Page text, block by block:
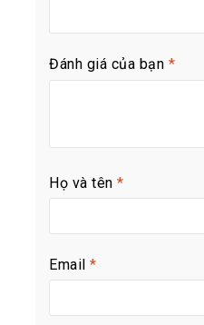
Đánh giá của bạn *
Họ và tên *
Email *